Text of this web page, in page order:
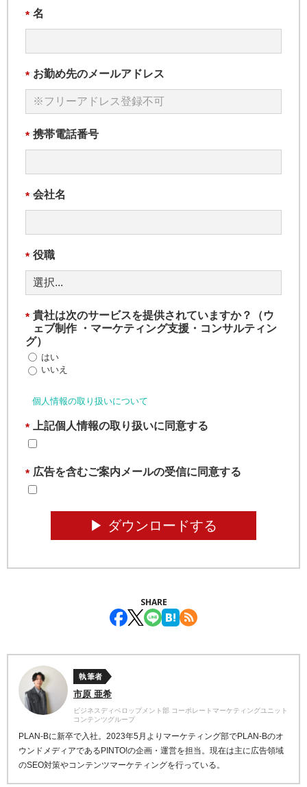
* 名
* お勤め先のメールアドレス
* 携帯電話番号
* 会社名
* 役職
* 貴社は次のサービスを提供されていますか？（ウ
ェブ制作 ・マーケティング支援・コンサルティン
グ）
はい
いいえ
個人情報の取り扱いについて
* 上記個人情報の取り扱いに同意する
* 広告を含むご案内メールの受信に同意する
▶︎ ダウンロードする
SHARE
執筆者
市原 亜希
ビジネスディベロップメント部 コーポレートマーケティングユニット
コンテンツグループ
PLAN-Bに新卒で入社。2023年5月よりマーケティング部でPLAN-Bのオ
ウンドメディアであるPINTO!の企画・運営を担当。現在は主に広告領域
のSEO対策やコンテンツマーケティングを行っている。